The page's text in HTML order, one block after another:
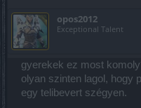
opos2012
Exceptional Talent
gyerekek ez most
olyan szinten lagol, hogy
egy telibevert szégyen.